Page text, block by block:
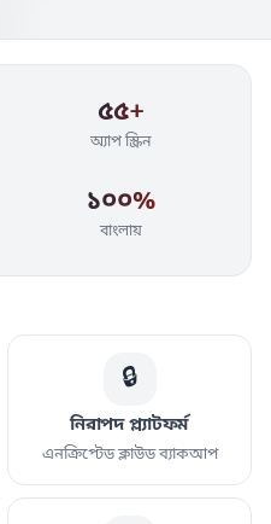
৫৫+
অ্যাপ স্ক্রিন
১০০%
বাংলায়
🔒
নিরাপদ প্ল্যাটফর্ম
এনক্রিপ্টেড ক্লাউড ব্যাকআপ